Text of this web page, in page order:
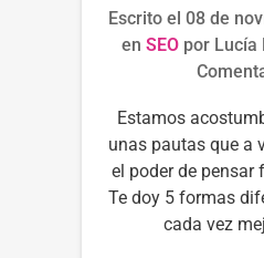
Escrito el 08 de
en SEO por Lucía
Estamos
unas pautas que a
el poder de pensar
Te doy 5 formas
cada vez